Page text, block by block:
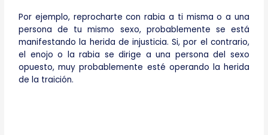
Por ejemplo, reprocharte con rabia a ti misma o a una
persona de tu mismo sexo, probablemente se está
manifestando la herida de injusticia. Si, por el contrario,
el enojo o la rabia se dirige a una persona del sexo
opuesto, muy probablemente esté operando la herida
de la traición.